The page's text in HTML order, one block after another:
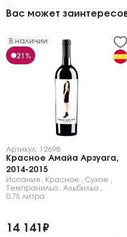
Вас может
В наличии
21%
Артикул: 12698
Красное Амайа Арзуага,
2014-2015
Испания Красное Сухое
Темпранильо
Альбильо
0.75 литра
14 141₽